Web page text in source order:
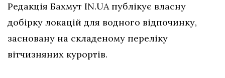
Редакція Бахмут IN.UA публікує власну
добірку локацій для водного відпочинку,
засновану на складеному переліку
вітчизняних курортів.